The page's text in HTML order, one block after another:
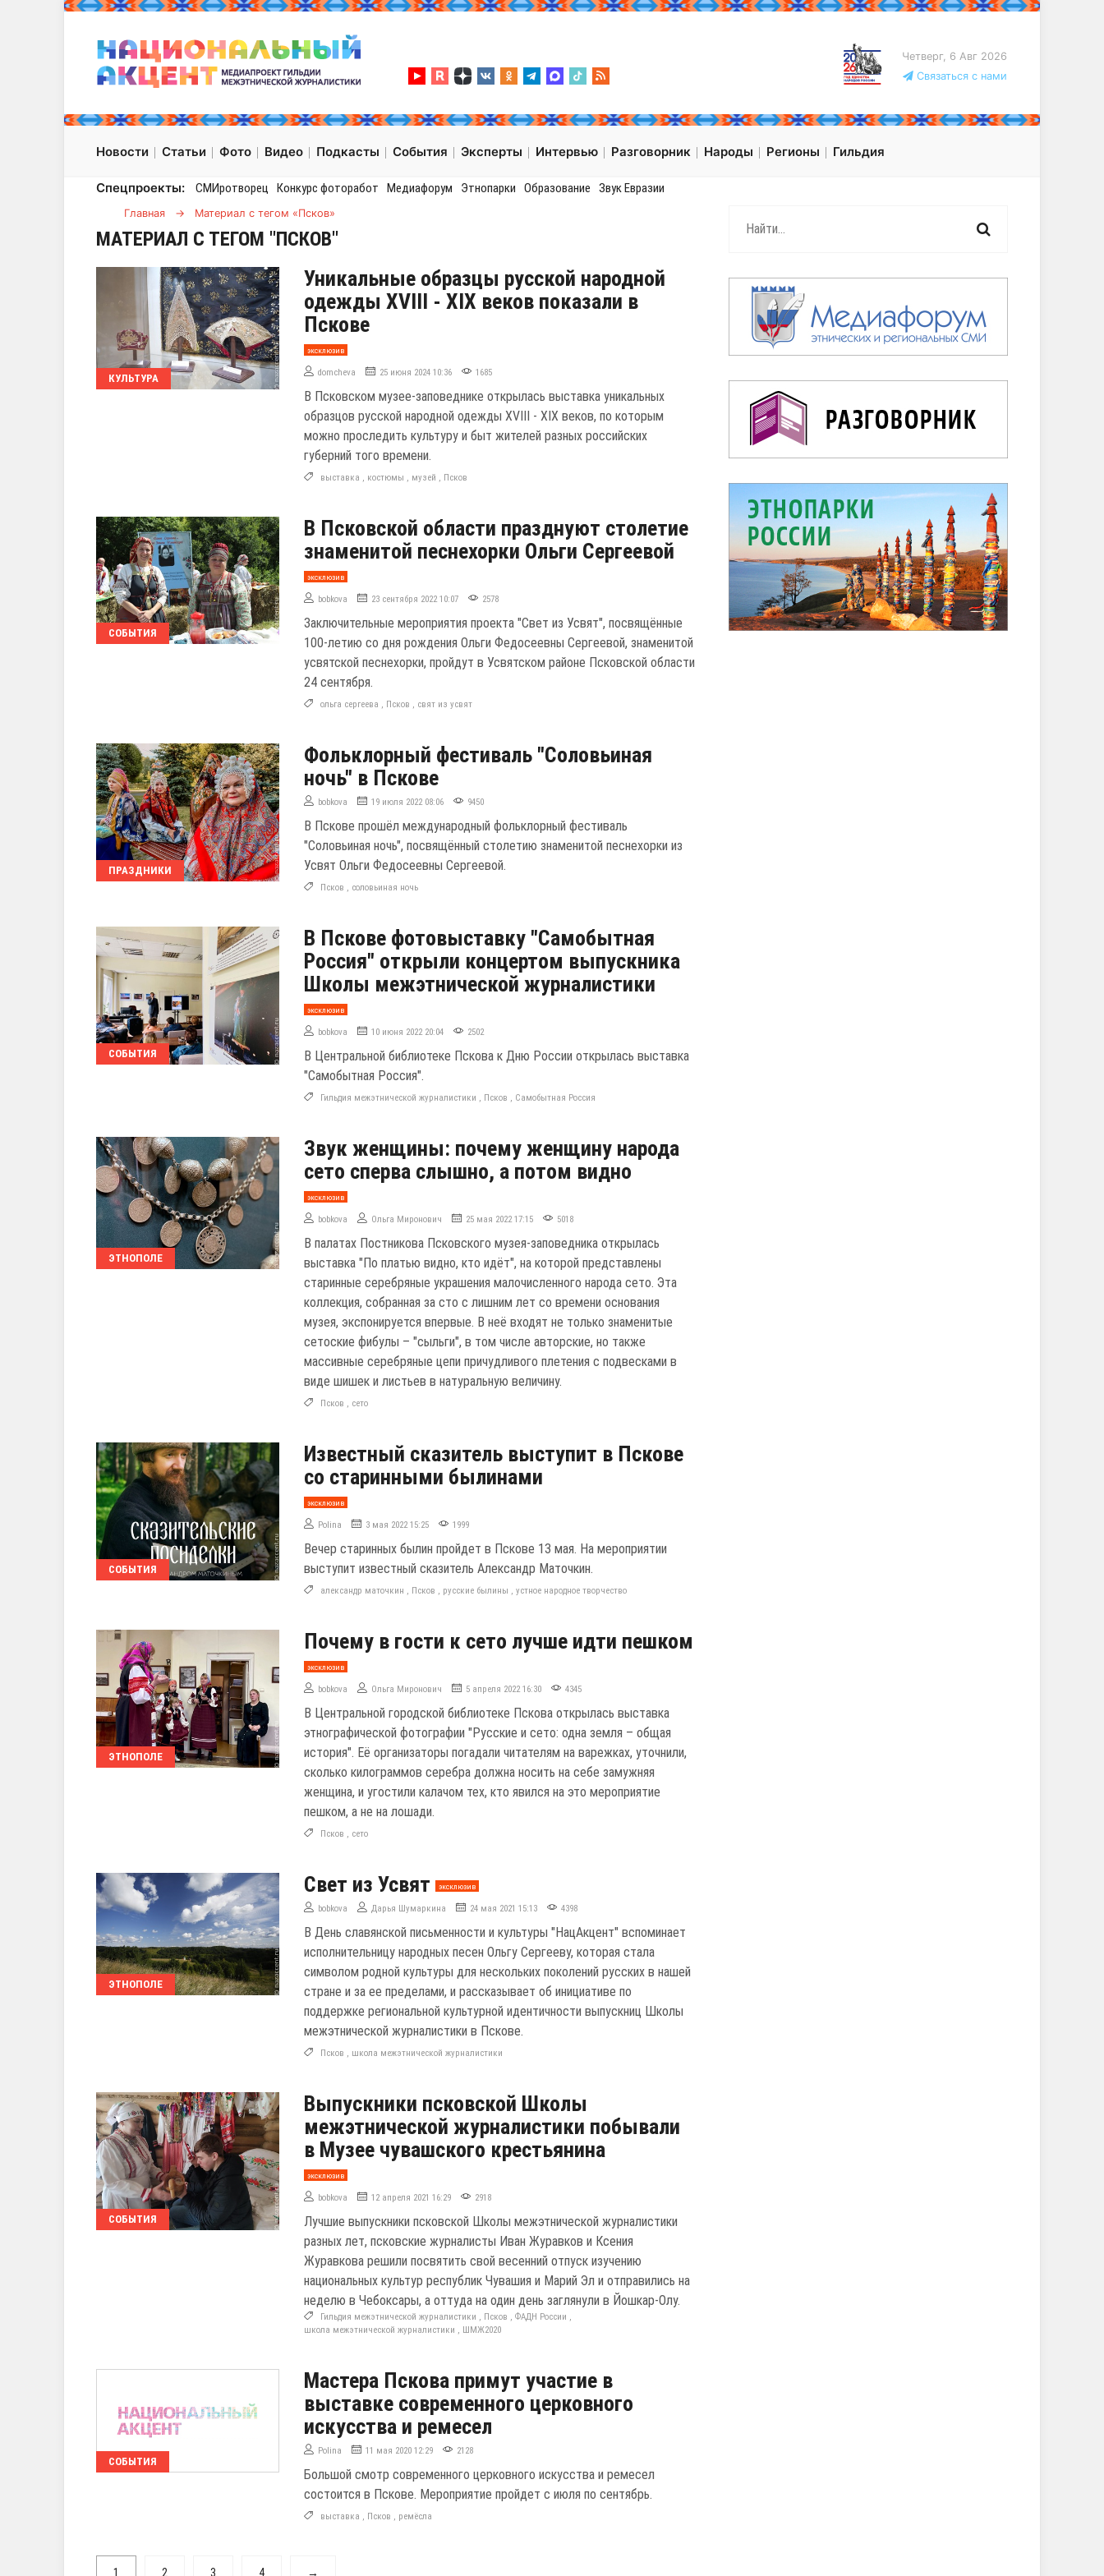
Четверг, 6 Авг 2026
Связаться с нами
Новости Статьи Фото Видео Подкасты События Эксперты Интервью Разговорник Народы Регионы Гильдия
Спецпроекты: СМИротворец Конкурс фоторабот Медиафорум Этнопарки Образование Звук Евразии
Главная → Материал с тегом «Псков»
МАТЕРИАЛ С ТЕГОМ "ПСКОВ"
КУЛЬТУРА
Уникальные образцы русской народной
одежды XVIII - XIX веков показали в
Пскове
эксклюзив
domcheva 25 июня 2024 10:36 1685
В Псковском музее-заповеднике открылась выставка уникальных
образцов русской народной одежды XVIII - XIX веков, по которым
можно проследить культуру и быт жителей разных российских
губерний того времени.
выставка , костюмы , музей , Псков
СОБЫТИЯ
В Псковской области празднуют столетие
знаменитой песнехорки Ольги Сергеевой
эксклюзив
bobkova 23 сентября 2022 10:07 2578
Заключительные мероприятия проекта "Свет из Усвят", посвящённые
100-летию со дня рождения Ольги Федосеевны Сергеевой, знаменитой
усвятской песнехорки, пройдут в Усвятском районе Псковской области
24 сентября.
ольга сергеева , Псков , свят из усвят
ПРАЗДНИКИ
Фольклорный фестиваль "Соловьиная
ночь" в Пскове
bobkova 19 июля 2022 08:06 9450
В Пскове прошёл международный фольклорный фестиваль
"Соловьиная ночь", посвящённый столетию знаменитой песнехорки из
Усвят Ольги Федосеевны Сергеевой.
Псков , соловьиная ночь
СОБЫТИЯ
В Пскове фотовыставку "Самобытная
Россия" открыли концертом выпускника
Школы межэтнической журналистики
эксклюзив
bobkova 10 июня 2022 20:04 2502
В Центральной библиотеке Пскова к Дню России открылась выставка
"Самобытная Россия".
Гильдия межэтнической журналистики , Псков , Самобытная Россия
ЭТНОПОЛЕ
Звук женщины: почему женщину народа
сето сперва слышно, а потом видно
эксклюзив
bobkova Ольга Миронович 25 мая 2022 17:15 5018
В палатах Постникова Псковского музея-заповедника открылась
выставка "По платью видно, кто идёт", на которой представлены
старинные серебряные украшения малочисленного народа сето. Эта
коллекция, собранная за сто с лишним лет со времени основания
музея, экспонируется впервые. В неё входят не только знаменитые
сетоские фибулы – "сыльги", в том числе авторские, но также
массивные серебряные цепи причудливого плетения с подвесками в
виде шишек и листьев в натуральную величину.
Псков , сето
СОБЫТИЯ
Известный сказитель выступит в Пскове
со старинными былинами
эксклюзив
Polina 3 мая 2022 15:25 1999
Вечер старинных былин пройдет в Пскове 13 мая. На мероприятии
выступит известный сказитель Александр Маточкин.
александр маточкин , Псков , русские былины ,устное народное творчество
ЭТНОПОЛЕ
Почему в гости к сето лучше идти пешком
эксклюзив
bobkova Ольга Миронович 5 апреля 2022 16:30 4345
В Центральной городской библиотеке Пскова открылась выставка
этнографической фотографии "Русские и сето: одна земля – общая
история". Её организаторы погадали читателям на варежках, уточнили,
сколько килограммов серебра должна носить на себе замужняя
женщина, и угостили калачом тех, кто явился на это мероприятие
пешком, а не на лошади.
Псков , сето
ЭТНОПОЛЕ
Свет из Усвят эксклюзив
bobkova Дарья Шумаркина 24 мая 2021 15:13 4398
В День славянской письменности и культуры "НацАкцент" вспоминает
исполнительницу народных песен Ольгу Сергееву, которая стала
символом родной культуры для нескольких поколений русских в нашей
стране и за ее пределами, и рассказывает об инициативе по
поддержке региональной культурной идентичности выпускниц Школы
межэтнической журналистики в Пскове.
Псков , школа межэтнической журналистики
СОБЫТИЯ
Выпускники псковской Школы
межэтнической журналистики побывали
в Музее чувашского крестьянина
эксклюзив
bobkova 12 апреля 2021 16:29 2918
Лучшие выпускники псковской Школы межэтнической журналистики
разных лет, псковские журналисты Иван Журавков и Ксения
Журавкова решили посвятить свой весенний отпуск изучению
национальных культур республик Чувашия и Марий Эл и отправились на
неделю в Чебоксары, а оттуда на один день заглянули в Йошкар-Олу.
Гильдия межэтнической журналистики , Псков ,ФАДН России ,
школа межэтнической журналистики , ШМЖ2020
СОБЫТИЯ
Мастера Пскова примут участие в
выставке современного церковного
искусства и ремесел
Polina 11 мая 2020 12:29 2128
Большой смотр современного церковного искусства и ремесел
состоится в Пскове. Мероприятие пройдет с июля по сентябрь.
выставка , Псков , ремёсла
1 2 3 4 →